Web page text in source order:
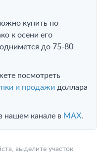
купить по
к осени его
до 75-80
посмотреть
и продажи доллара
нашем канале в MAX.
выделите участок